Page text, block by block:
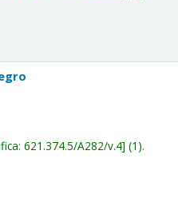
621.374.5/A282/v.4 (1).